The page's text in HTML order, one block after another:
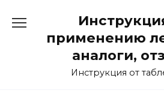
содержаниюприменению
аналоги,
Инструкция от